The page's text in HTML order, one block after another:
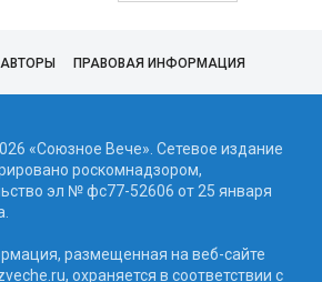
АВТОРЫ ПРАВОВАЯ ИНФОРМАЦИЯ
«Союзное Вече». Сетевое издание
роскомнадзором,
эл № фc77-52606 от 25 января
размещенная на веб-сайте
охраняется в соответствии с